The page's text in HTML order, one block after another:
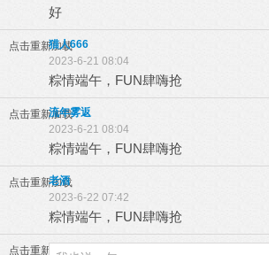
好
点击重新加载
猫人666
2023-6-21 08:04
粽情端午，FUN肆嗨抢
点击重新加载
流年雾返
2023-6-21 08:04
粽情端午，FUN肆嗨抢
点击重新加载
老酒
2023-6-22 07:42
粽情端午，FUN肆嗨抢
点击重新加载